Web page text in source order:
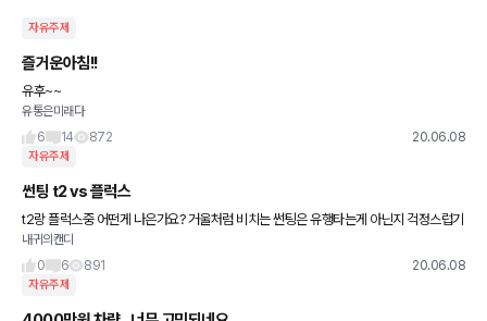
자유주제
즐거운아침!!
유후~~
유통은미래다
6
14 872 20.06.08
자유주제
썬팅 t2 vs 플럭스
t2랑 플럭스중 어떤게 나은가요? 거울처럼 비치는 썬팅은 유행타는게 아닌지 걱정스럽기
도하고해서..많은 조언부탁드립니다. 물론 열차단이 최우선입니다! (타브랜드 자부담+ 되
는건 생각하지않고있습니다)
내귀의캔디
0
6 891 20.06.08
자유주제